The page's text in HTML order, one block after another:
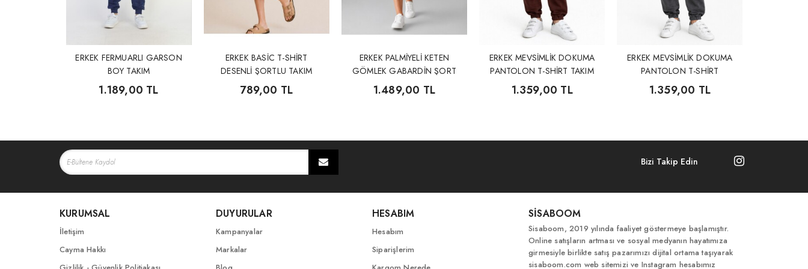
ERKEK FERMUARLI GARSON
BOY TAKIM
1.189,00 TL
ERKEK BASİC T-SHİRT
DESENLİ ŞORTLU TAKIM
789,00 TL
ERKEK PALMİYELİ KETEN
GÖMLEK GABARDİN ŞORT
TAKIM
1.489,00 TL
ERKEK MEVSİMLİK DOKUMA
PANTOLON T-SHİRT TAKIM
1.359,00 TL
ERKEK MEVSİMLİK DOKUMA
PANTOLON T-SHİRT
1.359,00 TL
Bizi Takip Edin
KURUMSAL
İletişim
Cayma Hakkı
DUYURULAR
Kampanyalar
Markalar
HESABIM
Hesabım
Siparişlerim
SİSABOOM
Sisaboom, 2019 yılında faaliyet göstermeye başlamıştır.
Online satışların artması ve sosyal medyanın hayatımıza
girmesiyle birlikte satış pazarımızı dijital ortama taşıyarak
sisaboom.com web sitemizi ve Instagram hesabımız